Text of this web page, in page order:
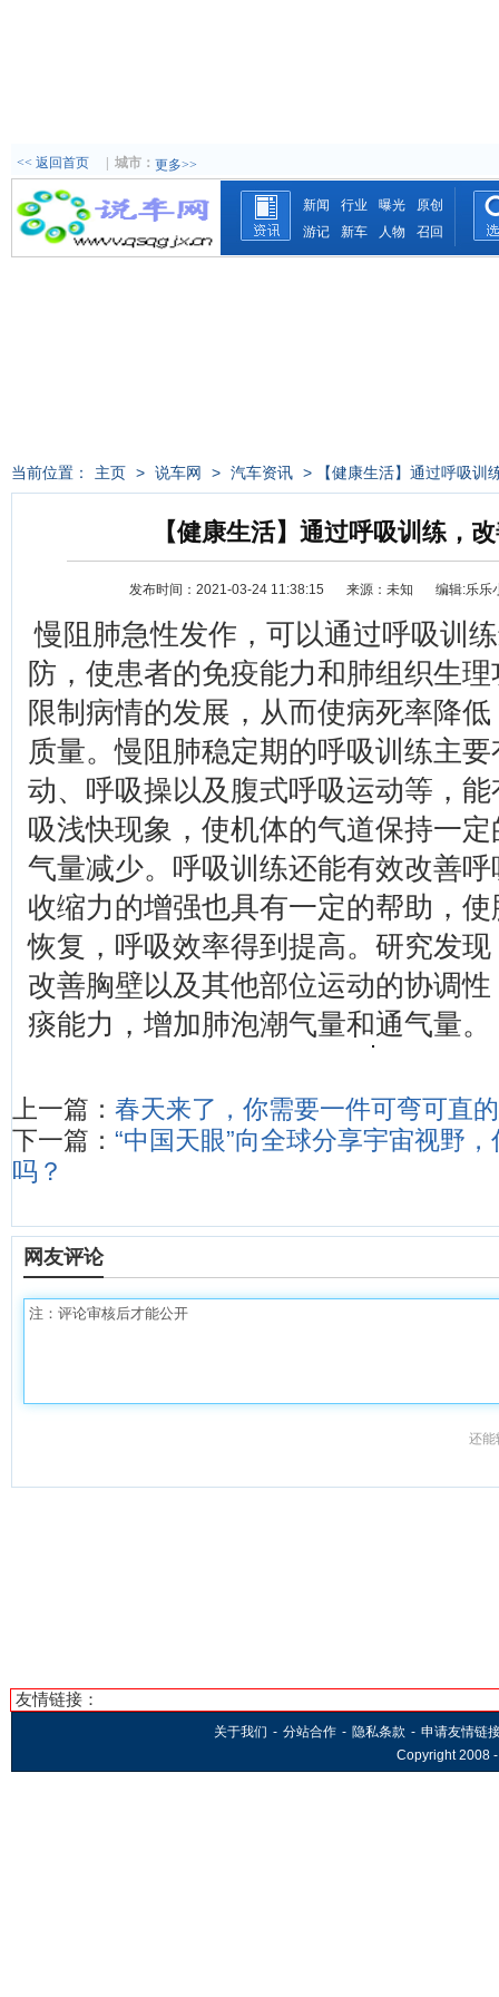
<< 返回首页 城市： 更多>>
资讯
新闻 行业 曝光
原创
游记
新车 人物 召回
选车
当前位置： 主页 > 说车网 > 汽车资讯 > 【健康生活】通过呼吸训
【健康生活】通过呼吸训练，
发布时间：2021-03-24 11:38:15 来源：未知 编辑:乐乐
慢阻肺急性发作，可以通过呼吸训
防，使患者的免疫能力和肺组织生
限制病情的发展，从而使病死率降
质量。慢阻肺稳定期的呼吸训练主
动、呼吸操以及腹式呼吸运动等，
吸浅快现象，使机体的气道保持一
气量减少。呼吸训练还能有效改善
收缩力的增强也具有一定的帮助，
恢复，呼吸效率得到提高。研究发
改善胸壁以及其他部位运动的协调
痰能力，增加肺泡潮气量和通气量。
上一篇： 春天来了，你需要一件可弯可直
下一篇： “中国天眼”向全球分享宇宙视野
吗？
网友评论
还能
友情链接：
关于我们 - 分站合作 - 隐私条款 - 申请友情链
Copyright 2008